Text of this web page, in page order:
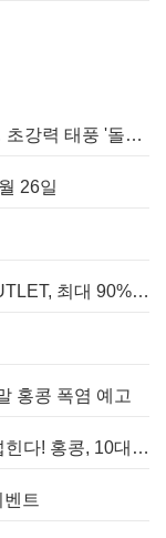
[홍콩날씨] "이웃 태풍까지 삼키나?"… 초강력 태풍 '돌핀' 세력 재확장
26일
[세일정보] 침사추이 명품 아울렛 J.OUTLET, 최대 90% 빅 세일 진행
홍콩 폭염 예고
[홍콩경제] 중국과 손잡고 금융 영토 넓힌다! 홍콩, 10대 신규 정책 발표
트